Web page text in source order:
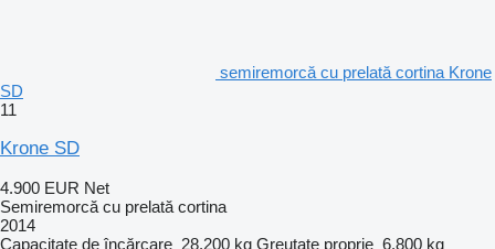
semiremorcă cu prelată cortina Krone
SD
11
Krone SD
4.900 EUR Net
Semiremorcă cu prelată cortina
2014
Capacitate de încărcare 28.200 kg Greutate proprie 6.800 kg